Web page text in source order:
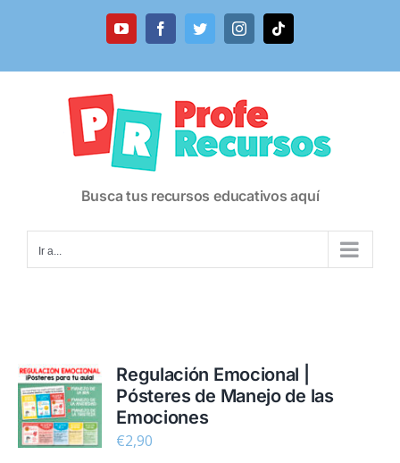
YouTubeFacebookTwitterInstagramTiktok
Busca tus recursos educativos aquí
Ir a...
Regulación Emocional |
Pósteres de Manejo de las
Emociones
€2,90